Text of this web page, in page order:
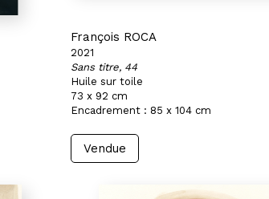
François ROCA
2021
Sans titre, 44
Huile sur toile
73 x 92 cm
Encadrement : 85 x 104 cm
Vendue